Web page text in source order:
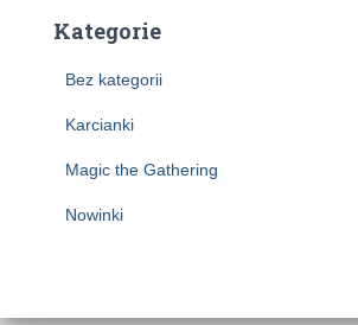
Kategorie
Bez kategorii
Karcianki
Magic the Gathering
Nowinki